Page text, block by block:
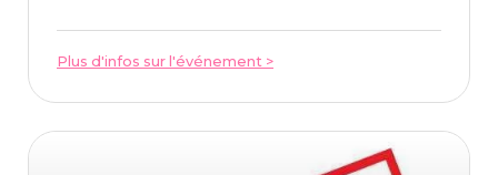
Plus d'infos sur l'événement >